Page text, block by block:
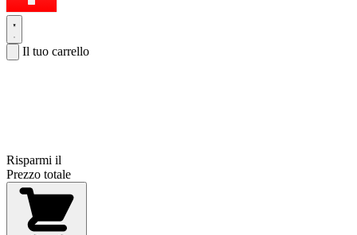
Il tuo carrello
Risparmi il
Prezzo totale